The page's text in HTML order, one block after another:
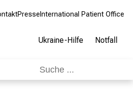
Presse International Patient Office
Ukraine-Hilfe Notfall